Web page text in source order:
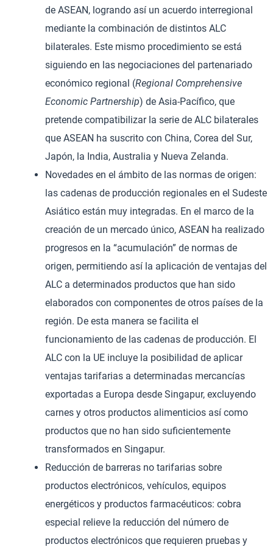
de ASEAN, logrando así un acuerdo interregional
mediante la combinación de distintos ALC
bilaterales. Este mismo procedimiento se está
siguiendo en las negociaciones del partenariado
económico regional (Regional Comprehensive
Economic Partnership) de Asia-Pacífico, que
pretende compatibilizar la serie de ALC bilaterales
que ASEAN ha suscrito con China, Corea del Sur,
Japón, la India, Australia y Nueva Zelanda.
Novedades en el ámbito de las normas de origen:
las cadenas de producción regionales en el Sudeste
Asiático están muy integradas. En el marco de la
creación de un mercado único, ASEAN ha realizado
progresos en la “acumulación” de normas de
origen, permitiendo así la aplicación de ventajas del
ALC a determinados productos que han sido
elaborados con componentes de otros países de la
región. De esta manera se facilita el
funcionamiento de las cadenas de producción. El
ALC con la UE incluye la posibilidad de aplicar
ventajas tarifarias a determinadas mercancías
exportadas a Europa desde Singapur, excluyendo
carnes y otros productos alimenticios así como
productos que no han sido suficientemente
transformados en Singapur.
Reducción de barreras no tarifarias sobre
productos electrónicos, vehículos, equipos
energéticos y productos farmacéuticos: cobra
especial relieve la reducción del número de
productos electrónicos que requieren pruebas y